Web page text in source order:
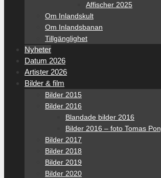
Affischer 2025
Om Inlandskult
Om Inlandsbanan
Tillgänglighet
Nyheter
Datum 2026
Artister 2026
Bilder & film
Bilder 2015
Bilder 2016
Blandade bilder 2016
Bilder 2016 – foto Tomas
Bilder 2017
Bilder 2018
Bilder 2019
Bilder 2020